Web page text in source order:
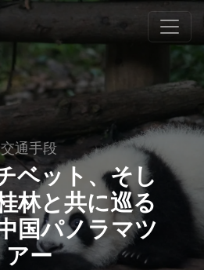
交通手段
ベット、そし
林と共に巡る
国パノラマツ
アー